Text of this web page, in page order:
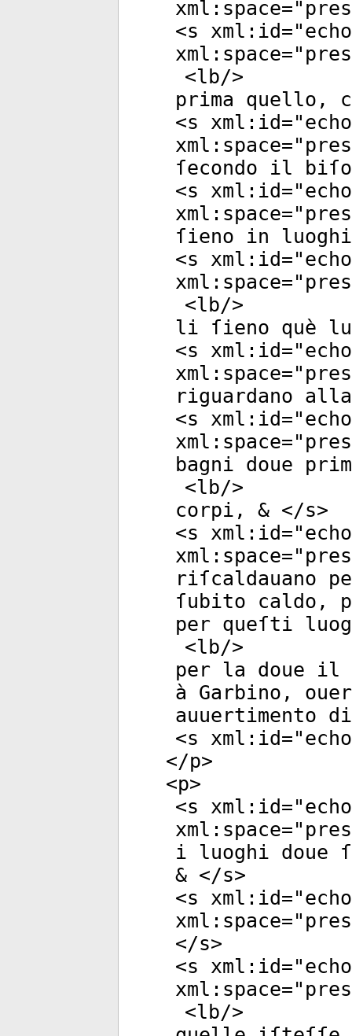
xml:space="
<s xml:id="
xml:space="
<lb/>
prima quello,
<s xml:id="
xml:space="
ſecondo il
<s xml:id="
xml:space="
ſieno in
<s xml:id="
xml:space="
<lb/>
li ſieno què
<s xml:id="
xml:space="
riguardano
<s xml:id="
xml:space="
bagni doue
<lb/>
corpi, & </s>
<s xml:id="
xml:space="
riſcaldauano
ſubito caldo,
per queſti
<lb/>
per la doue il
à Garbino,
auuertimento
<s xml:id="
</p>
<p>
<s xml:id="
xml:space="
i luoghi doue
& </s>
<s xml:id="
xml:space="
</s>
<s xml:id="
xml:space="
<lb/>